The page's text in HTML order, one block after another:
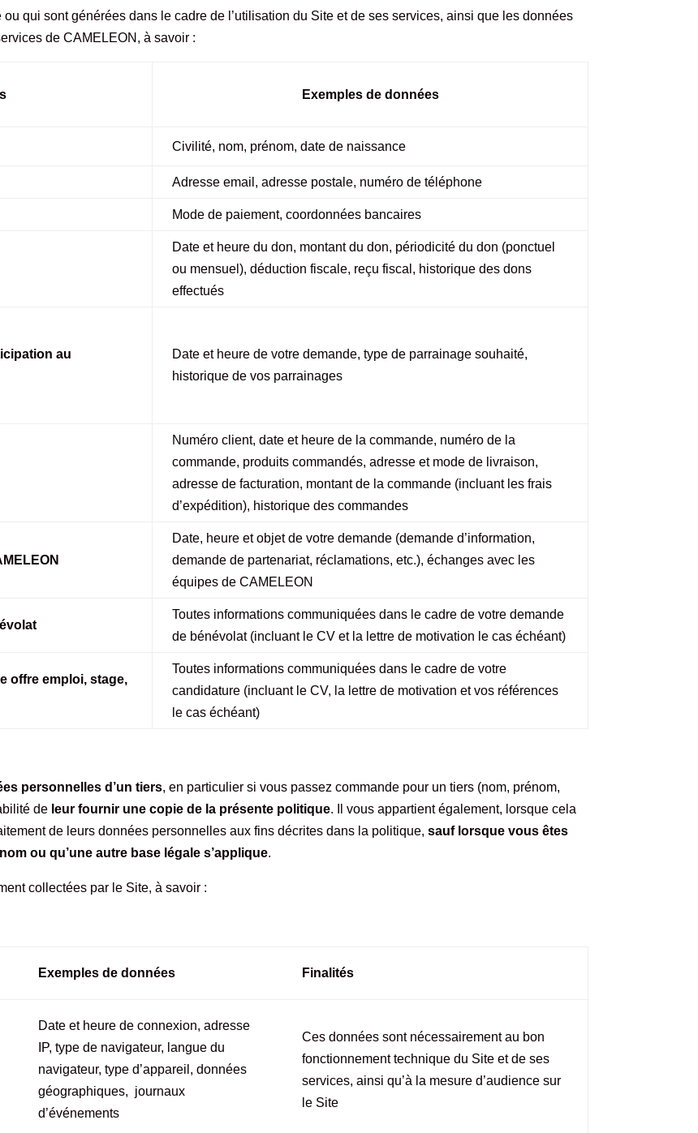
qui sont générées dans le cadre de l’utilisation du Site et de ses services, ainsi que les données
de CAMELEON, à savoir :
Exemples de données
Civilité, nom, prénom, date de naissance
Adresse email, adresse postale, numéro de téléphone
Mode de paiement, coordonnées bancaires
Date et heure du don, montant du don, périodicité du don (ponctuel
ou mensuel), déduction fiscale, reçu fiscal, historique des dons
effectués
au
Date et heure de votre demande, type de parrainage souhaité,
historique de vos parrainages
Numéro client, date et heure de la commande, numéro de la
commande, produits commandés, adresse et mode de livraison,
adresse de facturation, montant de la commande (incluant les frais
d’expédition), historique des commandes
Date, heure et objet de votre demande (demande d’information,
demande de partenariat, réclamations, etc.), échanges avec les
équipes de CAMELEON
Toutes informations communiquées dans le cadre de votre demande
de bénévolat (incluant le CV et la lettre de motivation le cas échéant)
offre emploi, stage,
Toutes informations communiquées dans le cadre de votre
candidature (incluant le CV, la lettre de motivation et vos références
le cas échéant)
personnelles d’un tiers, en particulier si vous passez commande pour un tiers (nom, prénom,
de leur fournir une copie de la présente politique. Il vous appartient également, lorsque cela
de leurs données personnelles aux fins décrites dans la politique,sauf lorsque vous êtes
ou qu’une autre base légale s’applique.
collectées par le Site, à savoir :
Exemples de données Finalités
Date et heure de connexion, adresse
IP, type de navigateur, langue du
navigateur, type d’appareil, données
géographiques, journaux
d’événements
Ces données sont nécessairement au bon
fonctionnement technique du Site et de ses
services, ainsi qu’à la mesure d’audience sur
le Site